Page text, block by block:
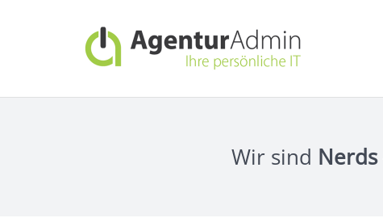
Wir sind Nerds